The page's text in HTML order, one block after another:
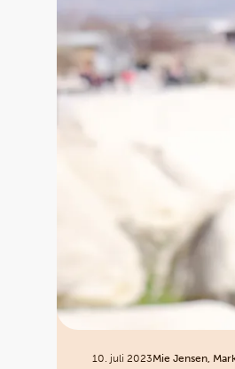
10. juli 2023Mie Jensen,